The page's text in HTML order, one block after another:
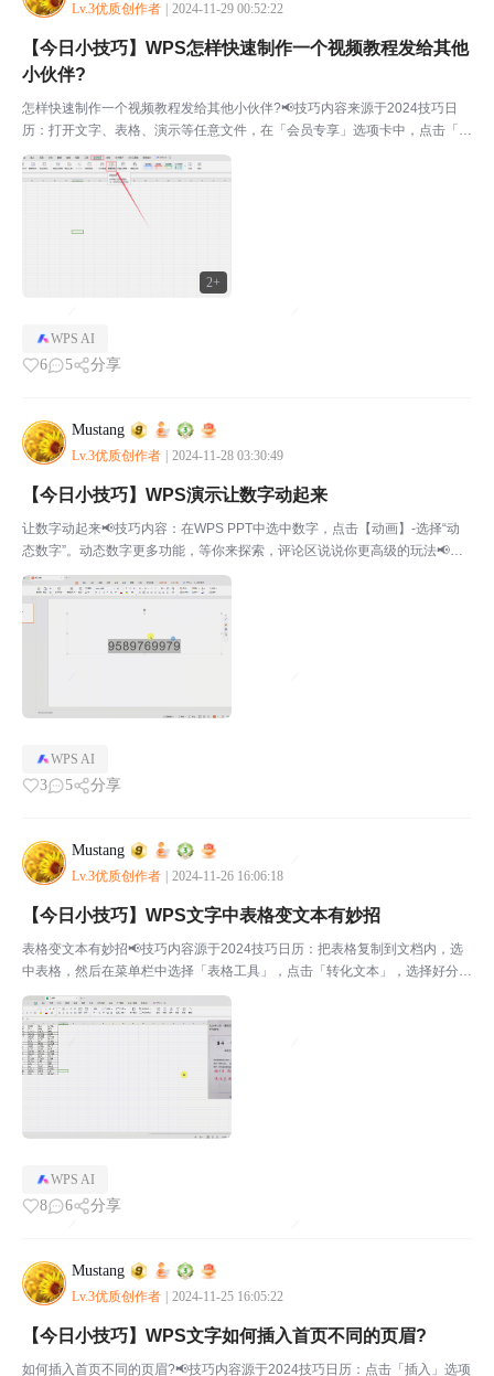
Lv.3优质创作者 2024-11-29 00:52:22
2+
【今日小技巧】WPS怎样快速制作一个视频教程发给其他
小伙伴?
怎样快速制作一个视频教程发给其他小伙伴?📢技巧内容来源于2024技巧日
历：打开文字、表格、演示等任意文件，在「会员专享」选项卡中，点击「屏
幕录制」，按钮，会弹出屏幕录制的弹窗，选择好要录制的区域，点击「开始
录制」按钮即可。视频可进行简单的编辑后发给需要的小...
WPS AI
6 5 分享
Mustang
Lv.3优质创作者 2024-11-28 03:30:49
【今日小技巧】WPS演示让数字动起来
让数字动起来📢技巧内容：在WPS PPT中选中数字，点击【动画】-选择“动
态数字”。动态数字更多功能，等你来探索，评论区说说你更高级的玩法📢上
一个小技巧：【今日小技巧】WPS文字中表格变文本有妙招📢【每天一个小
技巧合集】📢帖子推荐：【社区专属】一文看懂WP...
WPS AI
3 5 分享
Mustang
Lv.3优质创作者 2024-11-26 16:06:18
【今日小技巧】WPS文字中表格变文本有妙招
表格变文本有妙招📢技巧内容源于2024技巧日历：把表格复制到文档内，选
中表格，然后在菜单栏中选择「表格工具」，点击「转化文本」，选择好分隔
符，即可完成表格变文本。📢上一个小技巧：【今日小技巧】WPS文字如何
插入首页不同的页眉?📢【每天一个小技巧合集】📢帖子...
WPS AI
8 6 分享
Mustang
Lv.3优质创作者 2024-11-25 16:05:22
【今日小技巧】WPS文字如何插入首页不同的页眉?
如何插入首页不同的页眉?📢技巧内容源于2024技巧日历：点击「插入」选项